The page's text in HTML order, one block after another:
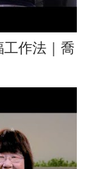
工作法｜喬